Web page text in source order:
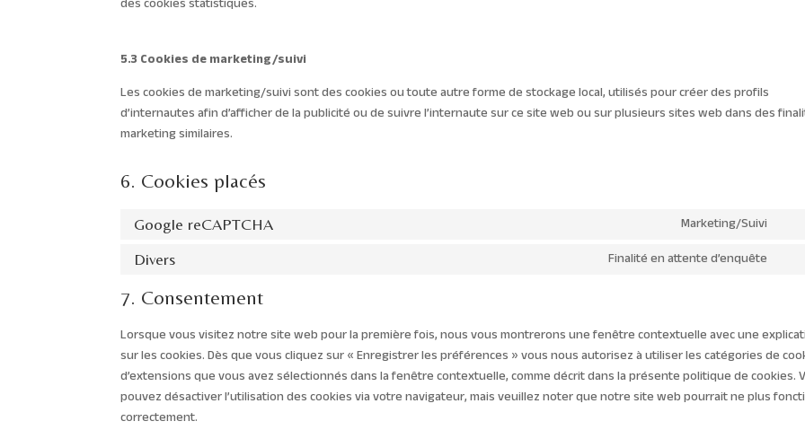
des cookies statistiques.
5.3 Cookies de marketing/suivi
Les cookies de marketing/suivi sont des cookies ou toute autre forme de stockage local, utilisés pour créer des profils
d’internautes afin d’afficher de la publicité ou de suivre l’internaute sur ce site web ou sur plusieurs sites web dans des
marketing similaires.
6. Cookies placés
Google reCAPTCHA Marketing/Suivi
Divers Finalité en attente d’enquête
7. Consentement
Lorsque vous visitez notre site web pour la première fois, nous vous montrerons une fenêtre contextuelle avec une
sur les cookies. Dès que vous cliquez sur « Enregistrer les préférences » vous nous autorisez à utiliser les catégories de
d’extensions que vous avez sélectionnés dans la fenêtre contextuelle, comme décrit dans la présente politique de cookies.
pouvez désactiver l’utilisation des cookies via votre navigateur, mais veuillez noter que notre site web pourrait ne plus
correctement.